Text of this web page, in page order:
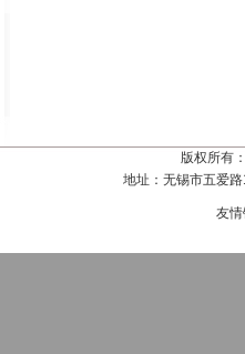
版权所有
地址：无锡市五爱
友